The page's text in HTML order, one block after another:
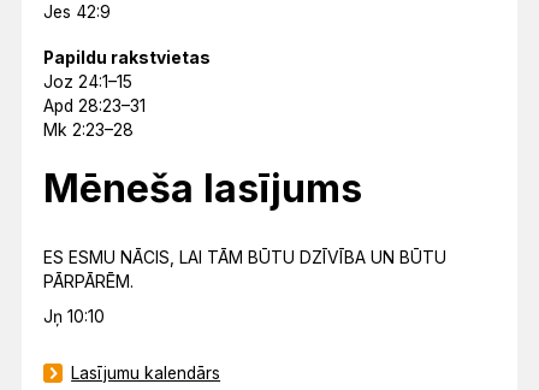
Jes 42:9
Papildu rakstvietas
Joz 24:1–15
Apd 28:23–31
Mk 2:23–28
Mēneša lasījums
ES ESMU NĀCIS, LAI TĀM BŪTU DZĪVĪBA UN BŪTU
PĀRPĀRĒM.
Jņ 10:10
Lasījumu kalendārs